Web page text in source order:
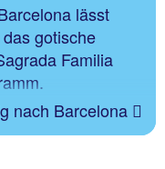
lässt
gotische
Familia
nach Barcelona